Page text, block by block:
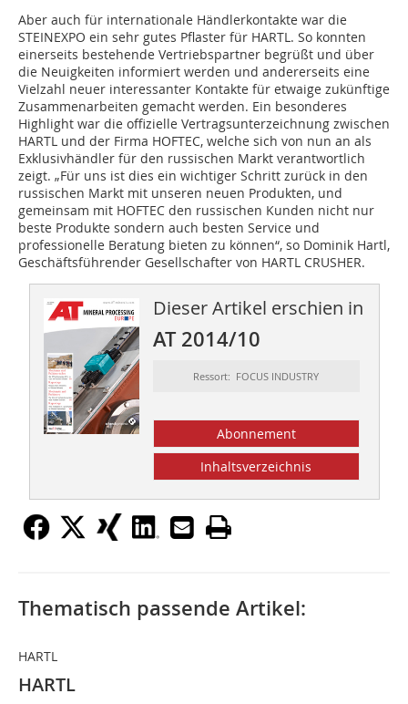
Aber auch für internationale Händlerkontakte war die
STEINEXPO ein sehr gutes Pflaster für HARTL. So konnten
einerseits bestehende Vertriebspartner begrüßt und über
die Neuigkeiten informiert werden und andererseits eine
Vielzahl neuer interessanter Kontakte für etwaige zukünftige
Zusammenarbeiten gemacht werden. Ein besonderes
Highlight war die offizielle Vertragsunterzeichnung zwischen
HARTL und der Firma HOFTEC, welche sich von nun an als
Exklusivhändler für den russischen Markt verantwortlich
zeigt. „Für uns ist dies ein wichtiger Schritt zurück in den
russischen Markt mit unseren neuen Produkten, und
gemeinsam mit HOFTEC den russischen Kunden nicht nur
beste Produkte sondern auch besten Service und
professionelle Beratung bieten zu können“, so Dominik Hartl,
Geschäftsführender Gesellschafter von HARTL CRUSHER.
Dieser Artikel erschien in
AT 2014/10
Ressort: FOCUS INDUSTRY
Abonnement
Inhaltsverzeichnis
Thematisch passende Artikel:
HARTL
HARTL